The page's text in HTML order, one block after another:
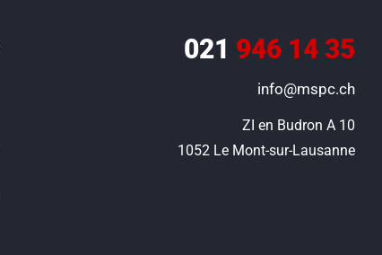
021 946 14 35
info@mspc.ch
ZI en Budron A 10
1052 Le Mont-sur-Lausanne